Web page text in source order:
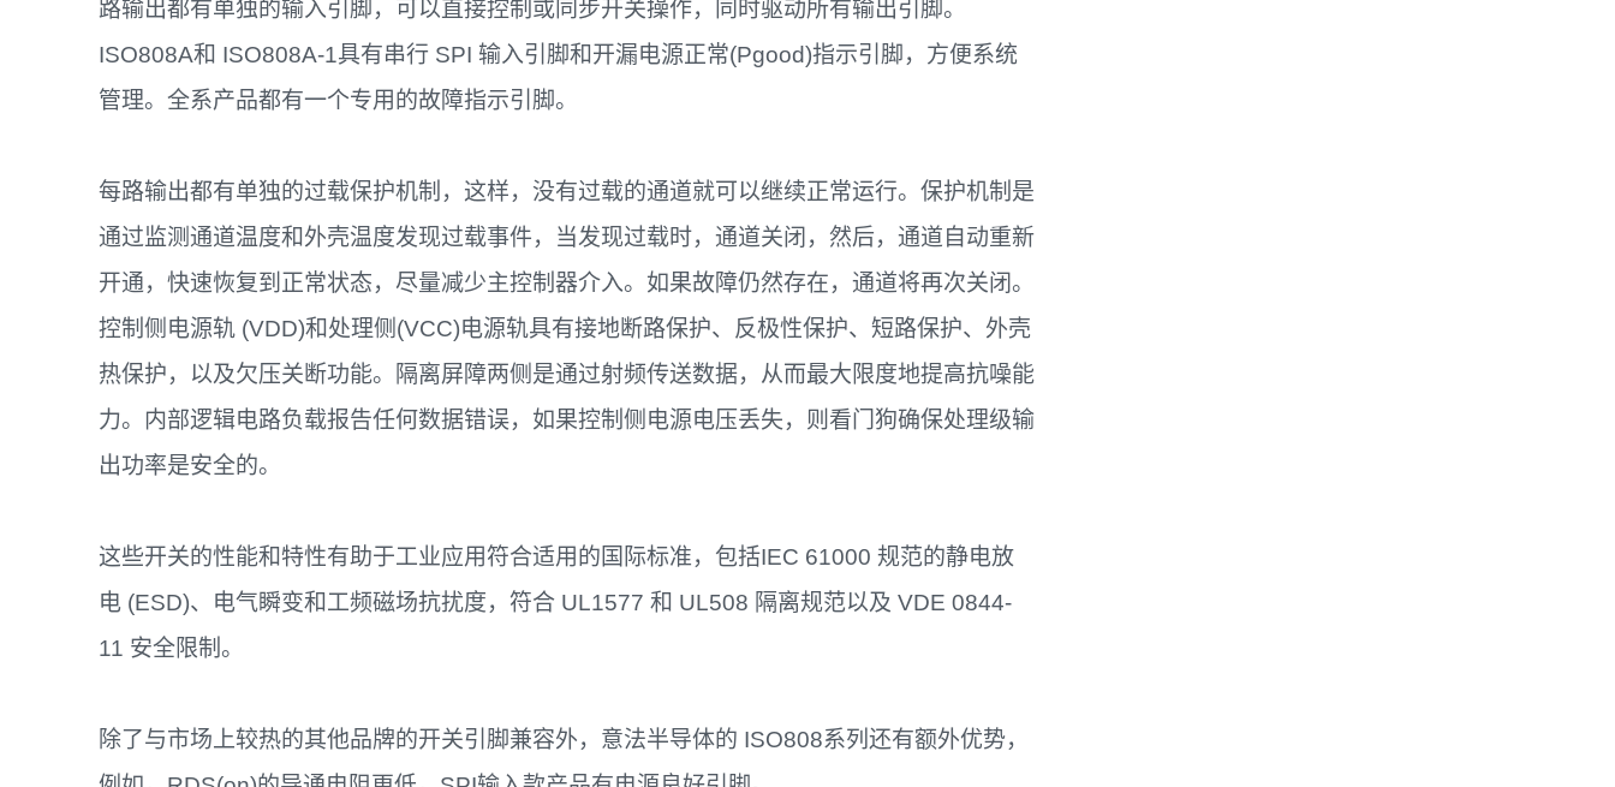
路输出都有单独的输入引脚，可以直接控制或同步开关操作，同时驱动所有输出引脚。
ISO808A和 ISO808A-1具有串行 SPI 输入引脚和开漏电源正常(Pgood)指示引脚，方便系统
管理。全系产品都有一个专用的故障指示引脚。
每路输出都有单独的过载保护机制，这样，没有过载的通道就可以继续正常运行。保护机制是
通过监测通道温度和外壳温度发现过载事件，当发现过载时，通道关闭，然后，通道自动重新
开通，快速恢复到正常状态，尽量减少主控制器介入。如果故障仍然存在，通道将再次关闭。
控制侧电源轨 (VDD)和处理侧(VCC)电源轨具有接地断路保护、反极性保护、短路保护、外壳
热保护，以及欠压关断功能。隔离屏障两侧是通过射频传送数据，从而最大限度地提高抗噪能
力。内部逻辑电路负载报告任何数据错误，如果控制侧电源电压丢失，则看门狗确保处理级输
出功率是安全的。
这些开关的性能和特性有助于工业应用符合适用的国际标准，包括IEC 61000 规范的静电放
电 (ESD)、电气瞬变和工频磁场抗扰度，符合 UL1577 和 UL508 隔离规范以及 VDE 0844-
11 安全限制。
除了与市场上较热的其他品牌的开关引脚兼容外，意法半导体的 ISO808系列还有额外优势，